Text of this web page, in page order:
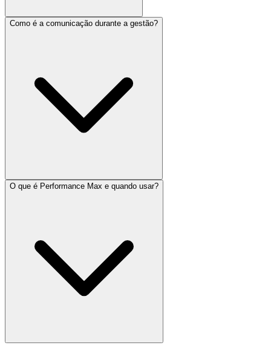
Como é a comunicação durante a gestão?
O que é Performance Max e quando usar?